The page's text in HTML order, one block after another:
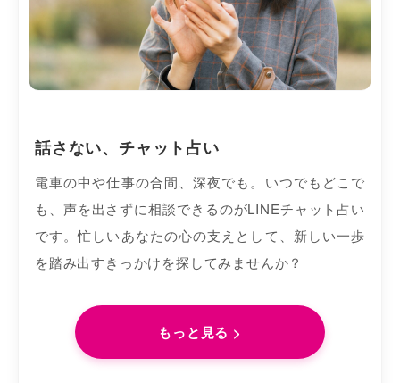
話さない、チャット占い
電車の中や仕事の合間、深夜でも。いつでもどこで
も、声を出さずに相談できるのがLINEチャット占い
です。忙しいあなたの心の支えとして、新しい一歩
を踏み出すきっかけを探してみませんか？
もっと見る >